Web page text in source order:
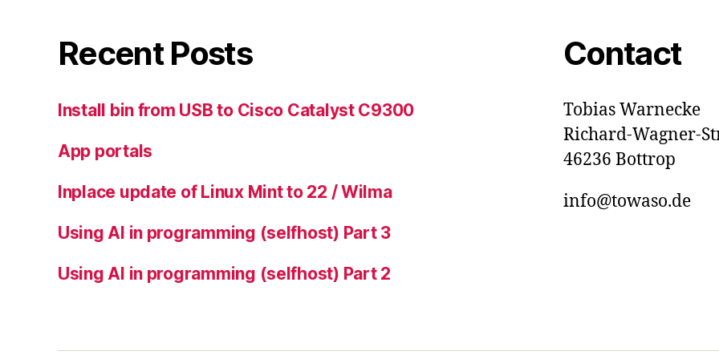
Recent Posts
Install bin from USB to Cisco Catalyst C9300
App portals
Inplace update of Linux Mint to 22 / Wilma
Using AI in programming (selfhost) Part 3
Using AI in programming (selfhost) Part 2
Contact
Tobias Warnecke
Richard-Wagner-
46236 Bottrop
info@towaso.de